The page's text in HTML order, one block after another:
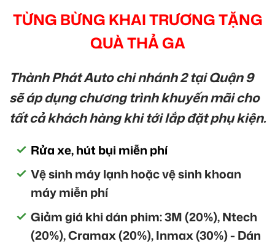
TỪNG BỪNG KHAI TRƯƠNG TẶNG
QUÀ THẢ GA
Thành Phát Auto chi nhánh 2 tại Quận 9
sẽ áp dụng chương trình khuyến mãi cho
tất cả khách hàng khi tới lắp đặt phụ kiện.
Rửa xe, hút bụi miễn phí
Vệ sinh máy lạnh hoặc vệ sinh khoan
máy miễn phí
Giảm giá khi dán phim: 3M (20%), Ntech
(20%), Cramax (20%), Inmax (30%) - Dán